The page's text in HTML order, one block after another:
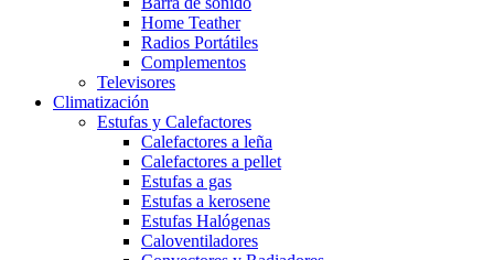
Home Teather
Radios Portátiles
Complementos
Televisores
Climatización
Estufas y Calefactores
Calefactores a leña
Calefactores a pellet
Estufas a gas
Estufas a kerosene
Estufas Halógenas
Caloventiladores